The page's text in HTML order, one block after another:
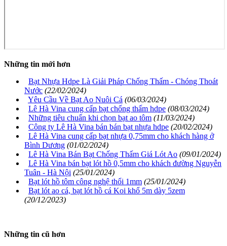
Những tin mới hơn
Bạt Nhựa Hdpe Là Giải Pháp Chống Thấm - Chóng Thoát
Nước (22/02/2024)
Yêu Cầu Về Bạt Ao Nuôi Cá (06/03/2024)
Lê Hà Vina cung cấp bạt chống thấm hdpe (08/03/2024)
Những tiêu chuẩn khi chọn bạt ao tôm (11/03/2024)
Công ty Lê Hà Vina bán bán bạt nhựa hdpe (20/02/2024)
Lê Hà Vina cung cấp bạt nhựa 0,75mm cho khách hàng ở
Bình Dương (01/02/2024)
Lê Hà Vina Bán Bạt Chống Thấm Giá Lót Ao (09/01/2024)
Lê Hà Vina bán bạt lót hồ 0,5mm cho khách đường Nguyễn
Tuân - Hà Nội (25/01/2024)
Bạt lót hồ tôm công nghệ thổi 1mm (25/01/2024)
Bạt lót ao cá, bạt lót hồ cá Koi khổ 5m dày 5zem
(20/12/2023)
Những tin cũ hơn